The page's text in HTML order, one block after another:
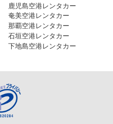
鹿児島空港レンタカー
奄美空港レンタカー
那覇空港レンタカー
石垣空港レンタカー
下地島空港レンタカー